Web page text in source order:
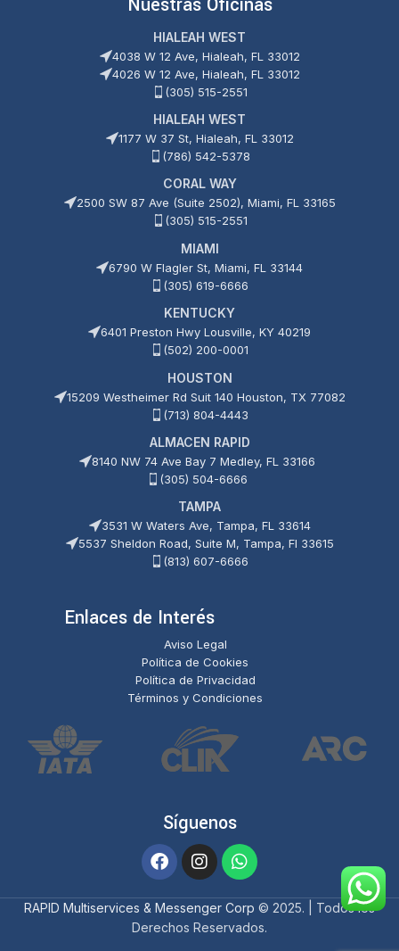
HIALEAH WEST
4038 W 12 Ave, Hialeah, FL 33012
4026 W 12 Ave, Hialeah, FL 33012
(305) 515-2551
HIALEAH WEST
1177 W 37 St, Hialeah, FL 33012
(786) 542-5378
CORAL WAY
2500 SW 87 Ave (Suite 2502), Miami, FL 33165
(305) 515-2551
MIAMI
6790 W Flagler St, Miami, FL 33144
(305) 619-6666
KENTUCKY
6401 Preston Hwy Lousville, KY 40219
(502) 200-0001
HOUSTON
15209 Westheimer Rd Suit 140 Houston, TX 77082
(713) 804-4443
ALMACEN RAPID
8140 NW 74 Ave Bay 7 Medley, FL 33166
(305) 504-6666
TAMPA
3531 W Waters Ave, Tampa, FL 33614
5537 Sheldon Road, Suite M, Tampa, Fl 33615
(813) 607-6666
Enlaces de Interés
Aviso Legal
Política de Cookies
Política de Privacidad
Términos y Condiciones
Síguenos
RAPID Multiservices & Messenger Corp © 2025. | Todos los
Derechos Reservados.